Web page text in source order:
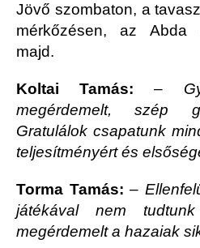
Jövő szombaton, a
mérkőzésen, az Abda
majd.
Koltai Tamás: –
megérdemelt, szép
Gratulálok csapatunk
teljesítményért és
Torma Tamás: –
játékával nem
megérdemelt a hazaiak